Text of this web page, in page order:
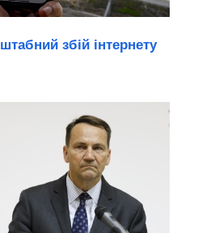
збій інтернету